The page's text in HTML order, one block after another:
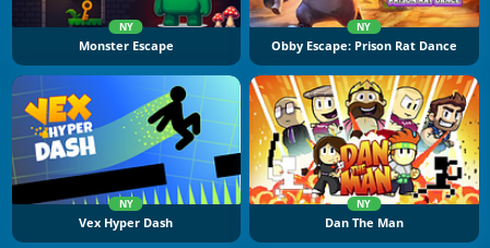
NY
Monster Escape
NY
Obby Escape: Prison Rat Dance
NY
Vex Hyper Dash
NY
Dan The Man